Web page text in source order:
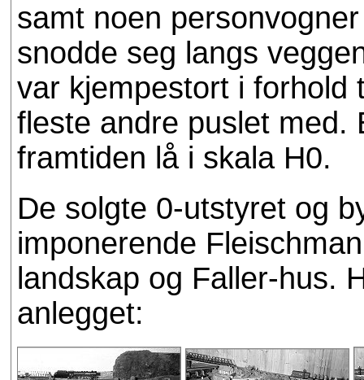
samt noen
snodde seg langs
var kjempestort i forhold
fleste andre puslet med.
framtiden lå i skala H0.
De solgte 0-utstyret og
imponerende
landskap og Faller-hus.
anlegget: